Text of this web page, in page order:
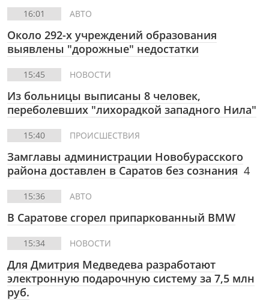
16:01 АВТО
Около 292-х учреждений образования
выявлены "дорожные" недостатки
15:45 НОВОСТИ
Из больницы выписаны 8 человек,
переболевших "лихорадкой западного Нила"
15:40 ПРОИСШЕСТВИЯ
Замглавы администрации Новобурасского
района доставлен в Саратов без сознания 4
15:36 АВТО
В Саратове сгорел припаркованный BMW
15:34 НОВОСТИ
Для Дмитрия Медведева разработают
электронную подарочную систему за 7,5 млн
руб.